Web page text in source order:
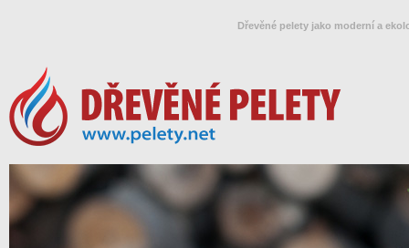
Dřevěné pelety jako moderní a